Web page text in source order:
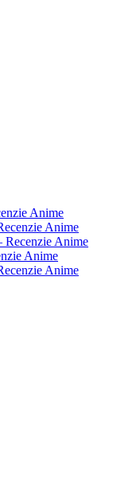
Anime
Anime
Recenzie Anime
Anime
Anime